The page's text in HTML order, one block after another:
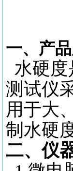
一、产品
水硬
测试仪
用于大
制水硬
二、仪